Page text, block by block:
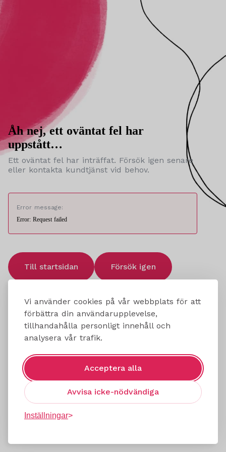
Vi använder cookies på vår webbplats för att
förbättra din användarupplevelse,
tillhandahålla personligt innehåll och
analysera vår trafik.
Acceptera alla
Avvisa icke-nödvändiga
Inställningar
Åh nej, ett oväntat fel har
uppstått…
Ett oväntat fel har inträffat. Försök igen senare
eller kontakta kundtjänst vid behov.
Error message:
Error: Request failed
Till startsidan Försök igen